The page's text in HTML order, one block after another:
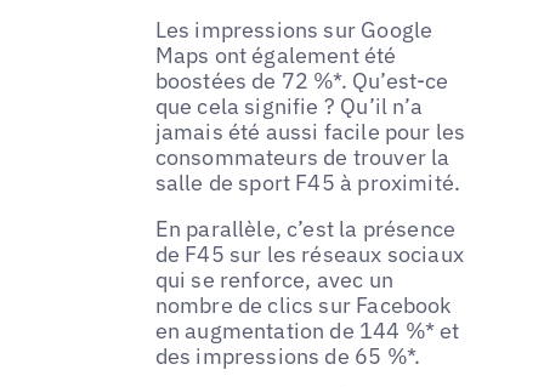
Les impressions sur Google
Maps ont également été
boostées de 72 %*. Qu’est-ce
que cela signifie ? Qu’il n’a
jamais été aussi facile pour les
consommateurs de trouver la
salle de sport F45 à proximité.
En parallèle, c’est la présence
de F45 sur les réseaux sociaux
qui se renforce, avec un
nombre de clics sur Facebook
en augmentation de 144 %* et
des impressions de 65 %*.